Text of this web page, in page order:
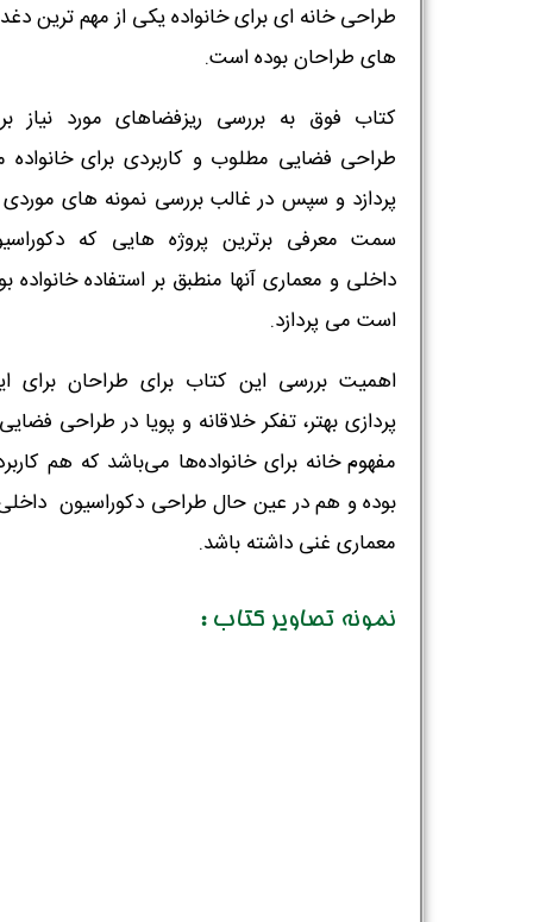
طراحی خانه ای برای خانواده یکی از مهم ترین
های طراحان بوده است.
کتاب فوق به بررسی ریزفضاهای مورد نیاز
طراحی فضایی مطلوب و کاربردی برای خانواده
پردازد و سپس در غالب بررسی نمونه های
سمت معرفی برترین پروژه هایی که
داخلی و معماری آنها منطبق بر استفاده خانواده
است می پردازد.
اهمیت بررسی این کتاب برای طراحان برای
پردازی بهتر، تفکر خلاقانه و پویا در طراحی
مفهوم خانه برای خانواده‌ها می‌باشد که هم
بوده و هم در عین حال طراحی دکوراسیون
معماری غنی داشته باشد.
نمونه تصاویر کتاب :